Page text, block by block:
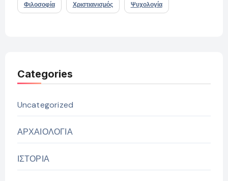
Φιλοσοφία Χριστιανισμός Ψυχολογία
Categories
Uncategorized
ΑΡΧΑΙΟΛΟΓΙΑ
ΙΣΤΟΡΙΑ